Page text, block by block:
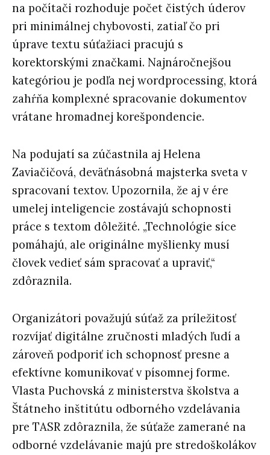
na počítači rozhoduje počet čistých úderov
pri minimálnej chybovosti, zatiaľ čo pri
úprave textu súťažiaci pracujú s
korektorskými značkami. Najnáročnejšou
kategóriou je podľa nej wordprocessing, ktorá
zahŕňa komplexné spracovanie dokumentov
vrátane hromadnej korešpondencie.
Na podujatí sa zúčastnila aj Helena
Zaviačičová, deväťnásobná majsterka sveta v
spracovaní textov. Upozornila, že aj v ére
umelej inteligencie zostávajú schopnosti
práce s textom dôležité. „Technológie síce
pomáhajú, ale originálne myšlienky musí
človek vedieť sám spracovať a upraviť,“
zdôraznila.
Organizátori považujú súťaž za príležitosť
rozvíjať digitálne zručnosti mladých ľudí a
zároveň podporiť ich schopnosť presne a
efektívne komunikovať v písomnej forme.
Vlasta Puchovská z ministerstva školstva a
Štátneho inštitútu odborného vzdelávania
pre TASR zdôraznila, že súťaže zamerané na
odborné vzdelávanie majú pre stredoškolákov